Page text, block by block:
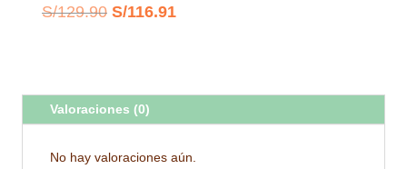
S/129.90 El
era:
S/129.90.
S/116.91
es:
S/116.91.
Valoraciones (0)
No hay valoraciones aún.